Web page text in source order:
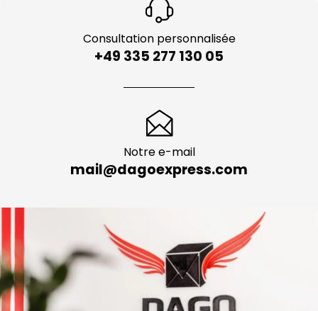
Consultation personnalisée
+49 335 277 130 05
Notre e-mail
mail@dagoexpress.com